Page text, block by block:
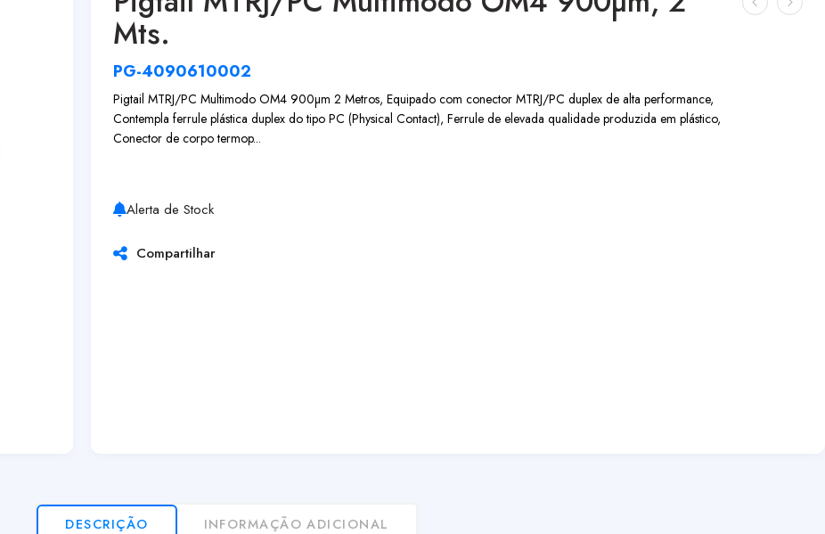
Mts.
PG-4090610002
Pigtail MTRJ/PC Multimodo OM4 900µm 2 Metros, Equipado com conector MTRJ/PC duplex de alta performance,
Contempla ferrule plástica duplex do tipo PC (Physical Contact), Ferrule de elevada qualidade produzida em plástico,
Conector de corpo termop...
Alerta de Stock
Compartilhar
DESCRIÇÃO INFORMAÇÃO ADICIONAL